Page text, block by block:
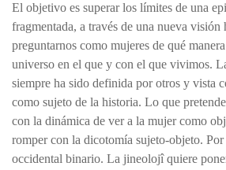
El objetivo es superar los límites de una
fragmentada, a través de una nueva visión
preguntarnos como mujeres de qué
universo en el que y con el que vivimos.
siempre ha sido definida por otros y vista
como sujeto de la historia. Lo que
con la dinámica de ver a la mujer como
romper con la dicotomía sujeto-objeto.
occidental binario. La jineolojî quiere